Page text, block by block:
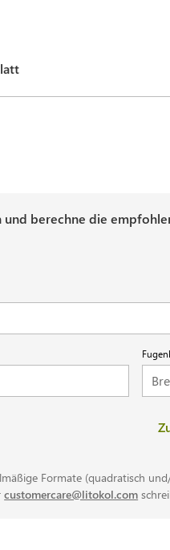
und berechne die
Formate (quadratisch
customercare@litokol.com